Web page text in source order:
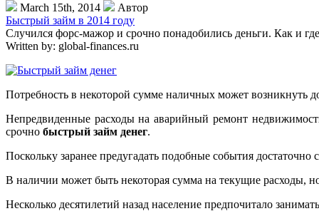
March 15th, 2014
Автор
Быстрый займ в 2014 году
Случился форс-мажор и срочно понадобились деньги. Как и
Written by: global-finances.ru
Потребность в некоторой сумме наличных может возникнуть
Непредвиденные расходы на аварийный ремонт
срочно быстрый займ денег.
Поскольку заранее предугадать подобные события
В наличии может быть некоторая сумма на текущие расходы,
Несколько десятилетий назад население предпочитало